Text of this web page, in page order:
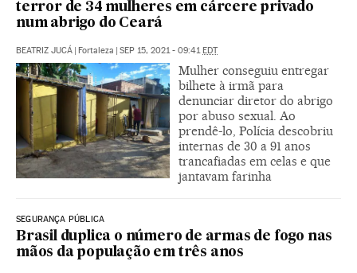
terror de 34 mulheres em cárcere privado
num abrigo do Ceará
BEATRIZ JUCÁ Fortaleza SEP 15, 2021 - 09:41 EDT
Mulher conseguiu entregar
bilhete à irmã para
denunciar diretor do abrigo
por abuso sexual. Ao
prendê-lo, Polícia descobriu
internas de 30 a 91 anos
trancafiadas em celas e que
jantavam farinha
SEGURANÇA PÚBLICA
Brasil duplica o número de armas de fogo nas
mãos da população em três anos